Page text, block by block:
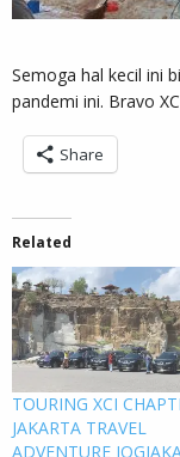
Semoga hal kecil ini
pandemi ini. Bravo
Share
Related
TOURING XCI
JAKARTA TRAVEL
ADVENTURE